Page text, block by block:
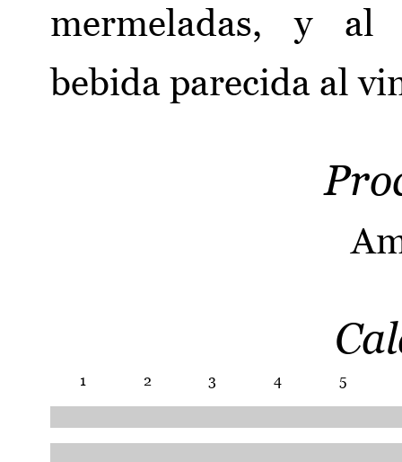
mermeladas, y al
bebida parecida al
1 2 3 4 5